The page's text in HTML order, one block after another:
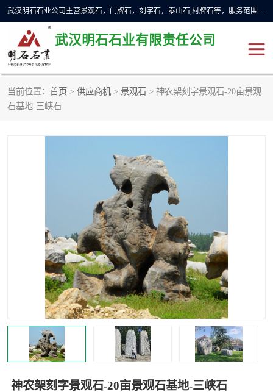
武汉明石石业公司主营景观石，门牌石，刻字石，泰山石,村牌石等，服务范围主要有：武汉，咸宁等地区。公司秉承敬业奉献、锐意创新的企业精神，从无到有，从小到大，以一种产业报国的创业精神，竭诚为客户提供服务，为社会设计财富。
武汉明石石业有限责任公司
当前位置： 首页 > 供应商机 > 景观石 > 神农架刻字景观石-20亩景观
石基地-三峡石
神农架刻字景观石-20亩景观石基地-三峡石
景观石
门牌石 奠基石
大型石雕
异型石材
石雕狮子 刻字石